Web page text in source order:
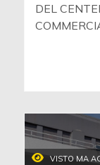
DEL
VISTO MA